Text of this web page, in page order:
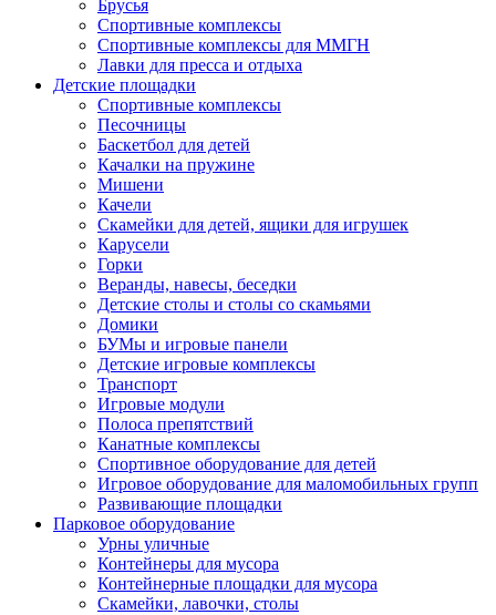
Брусья
Спортивные комплексы
Спортивные комплексы для ММГН
Лавки для пресса и отдыха
Детские площадки
Спортивные комплексы
Песочницы
Баскетбол для детей
Качалки на пружине
Мишени
Качели
Скамейки для детей, ящики для игрушек
Карусели
Горки
Веранды, навесы, беседки
Детские столы и столы со скамьями
Домики
БУМы и игровые панели
Детские игровые комплексы
Транспорт
Игровые модули
Полоса препятствий
Канатные комплексы
Спортивное оборудование для детей
Игровое оборудование для маломобильных групп
Развивающие площадки
Парковое оборудование
Урны уличные
Контейнеры для мусора
Контейнерные площадки для мусора
Скамейки, лавочки, столы